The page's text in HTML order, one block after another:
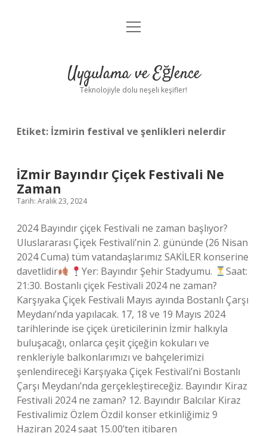
Anasayfa
Yasal Uyarı
menüyü
Uygulama ve Eğlence
Teknolojiyle dolu neşeli keşifler!
Etiket: İzmirin festival ve şenlikleri nelerdir
İZmir Bayındır Çiçek Festivali Ne
Zaman
Tarih: Aralık 23, 2024
2024 Bayındır çiçek Festivali ne zaman başlıyor?
Uluslararası Çiçek Festivali’nin 2. gününde (26 Nisan
2024 Cuma) tüm vatandaşlarımız SAKİLER konserine
davetlidir
Yer: Bayındır Şehir Stadyumu.
Saat:
21:30. Bostanlı çiçek Festivali 2024 ne zaman?
Karşıyaka Çiçek Festivali Mayıs ayında Bostanlı Çarşı
Meydanı’nda yapılacak. 17, 18 ve 19 Mayıs 2024
tarihlerinde ise çiçek üreticilerinin İzmir halkıyla
buluşacağı, onlarca çeşit çiçeğin kokuları ve
renkleriyle balkonlarımızı ve bahçelerimizi
şenlendireceği Karşıyaka Çiçek Festivali’ni Bostanlı
Çarşı Meydanı’nda gerçekleştireceğiz. Bayındır Kiraz
Festivali 2024 ne zaman? 12. Bayındır Balcılar Kiraz
Festivalimiz Özlem Özdil konser etkinliğimiz 9
Haziran 2024 saat 15.00’ten itibaren